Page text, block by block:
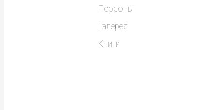
Персоны
Галерея
Книги